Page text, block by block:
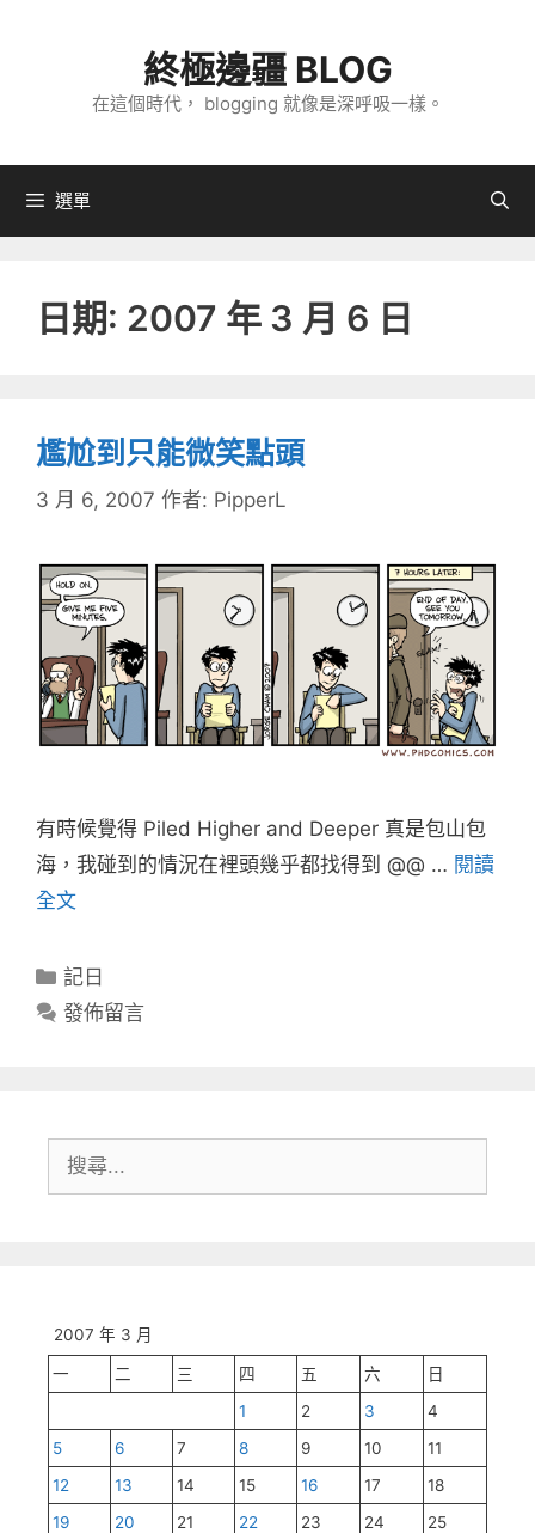
內
終極邊疆 BLOG
在這個時代， blogging 就像是深呼吸一樣。
選單
日期: 2007 年 3 月 6 日
尷尬到只能微笑點頭
3 月 6, 2007 作者: PipperL
有時候覺得 Piled Higher and Deeper 真是包山包
海，我碰到的情況在裡頭幾乎都找得到 @@ … 閱讀
全文
分
類
記日
發佈留言
尋:
2007 年 3 月
一 二 三 四 五 六
日
1
2 3
4
5
6 7 8 9 10
11
12
13 14 15 16 17
18
19
20 21 22 23 24
25